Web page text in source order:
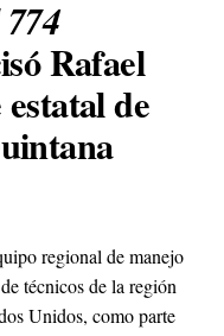
Rafael
de
regional de manejo
técnicos de la región
Unidos, como parte